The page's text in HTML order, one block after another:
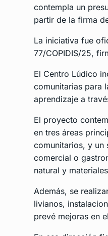
contempla un
partir de la firma
La iniciativa fue
77/COPIDIS/25,
El Centro Lúdico
comunitarias para
aprendizaje a
El proyecto
en tres áreas
comunitarios, y un
comercial o
natural y
Además, se
livianos,
prevé mejoras en